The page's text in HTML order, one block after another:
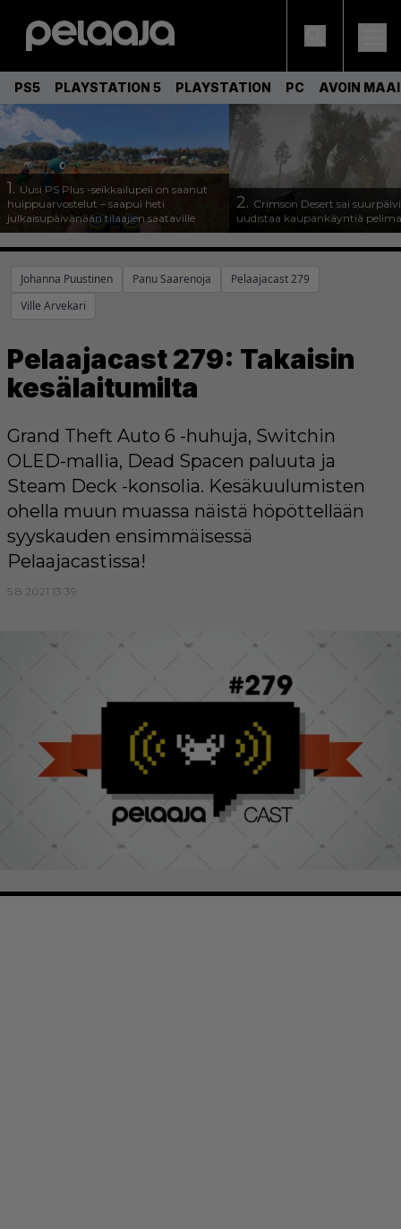
PS5 PLAYSTATION 5 PLAYSTATION PC AVOIN
1. Uusi PS Plus -seikkailupeli on saanut
huippuarvostelut – saapui heti
julkaisupäivänään tilaajien saataville
2. Crimson Desert sai
uudistaa kaupankäyntiä
Johanna Puustinen Panu Saarenoja
Pelaajacast 279
Ville Arvekari
Pelaajacast 279: Takaisin
kesälaitumilta
Grand Theft Auto 6 -huhuja, Switchin
OLED-mallia, Dead Spacen paluuta ja
Steam Deck -konsolia. Kesäkuulumisten
ohella muun muassa näistä höpöttellään
syyskauden ensimmäisessä
Pelaajacastissa!
5.8.2021 13:39